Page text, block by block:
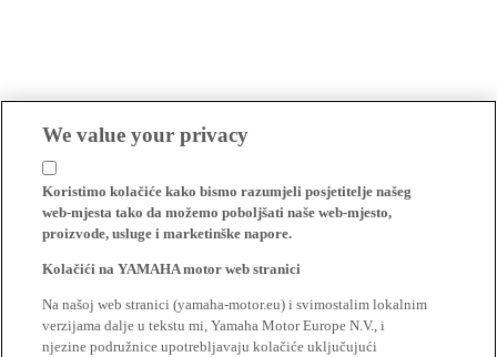
We value your privacy
Koristimo kolačiće kako bismo razumjeli posjetitelje našeg
web-mjesta tako da možemo poboljšati naše web-mjesto,
proizvode, usluge i marketinške napore.
Kolačići na YAMAHA motor web stranici
Na našoj web stranici (yamaha-motor.eu) i svimostalim lokalnim
verzijama dalje u tekstu mi, Yamaha Motor Europe N.V., i
njezine podružnice upotrebljavaju kolačiće uključujući